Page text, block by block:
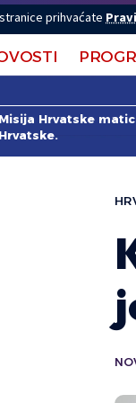
prihvaćate
Misija Hrvatske
Hrvatske.